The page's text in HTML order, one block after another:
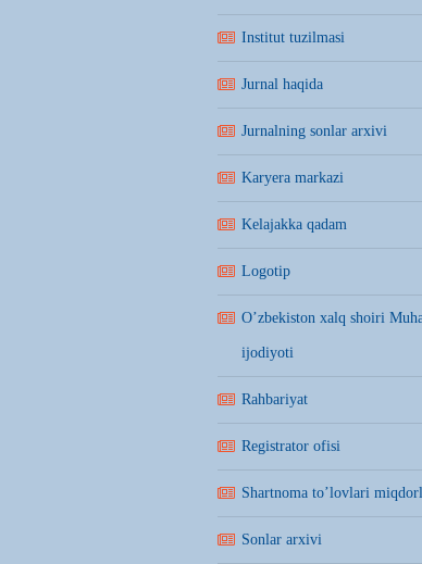
Institut tuzilmasi
Jurnal haqida
Jurnalning sonlar arxivi
Karyera markazi
Kelajakka qadam
Logotip
O’zbekiston xalq shoiri
ijodiyoti
Rahbariyat
Registrator ofisi
Shartnoma to’lovlari
Sonlar arxivi